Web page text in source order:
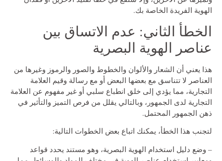
الهوية الفريدة الخاصة بك.
الخطأ الثاني: عدم الاتساق بين
عناصر الهوية البصرية
هذا يعني أن الشعار والألوان والخطوط والصور والرموز وغيرها من
العناصر لا تتناسق مع بعضها البعض أو مع رسالة وقيم العلامة
التجارية، مما يؤدي إلى خلق انطباع سلبي أو غير مفهوم عن العلامة
التجارية لدى الجمهور، وبالتالي يقلل من فرص التميز والتأثير في
ذهن الجمهور المحتمل.
لتجنب هذا الخطأ، يمكنك اتباع بعض الخطوات التالية:
– وضع دليل استخدام الهوية البصرية، وهو مستند يحدد قواعد